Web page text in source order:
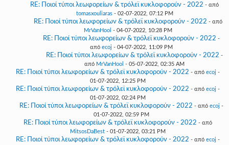
RE: Ποιοί τύποι λεωφορείων & τρόλεϊ κυκλοφορούν - 2022 - από
tomasxouliaras- 02-07-2022, 07:12 PM
RE: Ποιοί τύποι λεωφορείων & τρόλεϊ κυκλοφορούν - 2022 - από
MrVanHool - 04-07-2022, 10:28 PM
RE: Ποιοί τύποι λεωφορείων & τρόλεϊ κυκλοφορούν - 2022 -
από ecoj - 04-07-2022, 11:09 PM
RE: Ποιοί τύποι λεωφορείων & τρόλεϊ κυκλοφορούν - 2022 -
από MrVanHool - 05-07-2022, 02:35 AM
RE: Ποιοί τύποι λεωφορείων & τρόλεϊ κυκλοφορούν - 2022 - από ecoj -
01-07-2022, 12:25 PM
RE: Ποιοί τύποι λεωφορείων & τρόλεϊ κυκλοφορούν - 2022 - από ecoj -
01-07-2022, 02:24 PM
RE: Ποιοί τύποι λεωφορείων & τρόλεϊ κυκλοφορούν - 2022 - από ecoj -
01-07-2022, 02:59 PM
RE: Ποιοί τύποι λεωφορείων & τρόλεϊ κυκλοφορούν - 2022 - από
MitsosDaBest - 01-07-2022, 03:21 PM
RE: Ποιοί τύποι λεωφορείων & τρόλεϊ κυκλοφορούν - 2022 - από ecoj -